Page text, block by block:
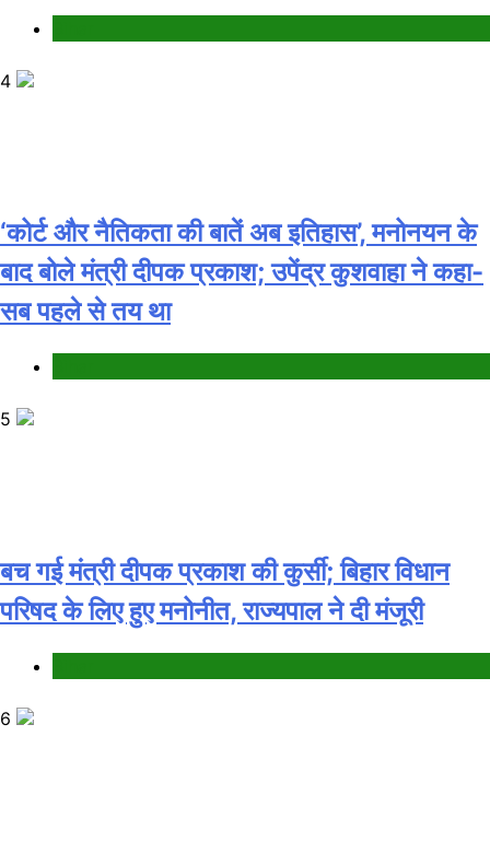
4
‘कोर्ट और नैतिकता की बातें अब इतिहास’, मनोनयन के
बाद बोले मंत्री दीपक प्रकाश; उपेंद्र कुशवाहा ने कहा-
सब पहले से तय था
5
बच गई मंत्री दीपक प्रकाश की कुर्सी; बिहार विधान
परिषद के लिए हुए मनोनीत, राज्यपाल ने दी मंजूरी
6